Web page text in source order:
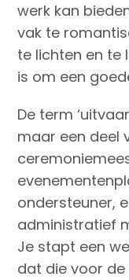
werk kan
vak te
te lichten en te
is om een
De term
maar een deel
ondersteuner,
administratief
Je stapt een
dat die voor